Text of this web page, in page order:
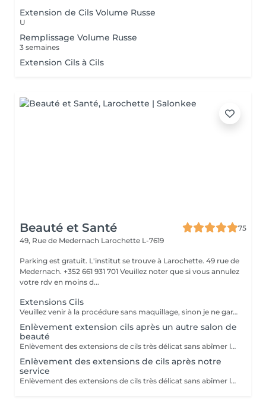
Extension de Cils Volume Russe
U
Remplissage Volume Russe
3 semaines
Extension Cils à Cils
Beauté et Santé
75
49, Rue de Medernach Larochette L-7619
Parking est gratuit. L'institut se trouve à Larochette. 49 rue de
Medernach. +352 661 931 701 Veuillez noter que si vous annulez
votre rdv en moins d...
Extensions Cils
Veuillez venir à la procédure sans maquillage, sinon je ne garantis pas la qualité La correction chaque 2-3 semaines, avec 50-70% cils restant / De nouvelles extensions de cils en 4 à 7 semaines. Recommandations: 1. Durant les premières 24 h après la procédure éviter le contacte directe avec du l'eau. 2. Ne pas frotter ou toucher les cils avec les mains. Ne pas dormir le visage contre l'oreiller. Si l'il pique toucher juste la paupière mobile. 3. Durant 2 jours n'est pas recommandé a fréquenter le sauna, solarium, piscine. 4. Se laver uniquement avec des produits qui ne contient pas du huile. Autour des yeux est mieux de laver avec du l'eau au savon et bourgeon de cotton. 5. N'utiliser pas le mascara. 6. Enlever uniquement chez le Master. Ne pas tirer. 8. Brosser les cils avec une brosse dédier pour ça matin et soir.
Enlèvement extension cils après un autre salon de
beauté
Enlèvement des extensions de cils très délicat sans abîmer les cils naturels!
Enlèvement des extensions de cils après notre
service
Enlèvement des extensions de cils très délicat sans abîmer les cils naturels!